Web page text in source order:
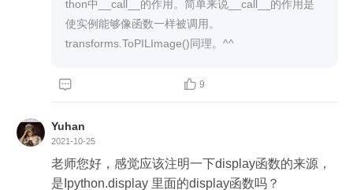
thon中__call__的作用。简单来说__call__的作用是
使实例能够像函数一样被调用。
transforms.ToPILImage()同理。^^
  9
Yuhan
2021-10-25
老师您好，感觉应该注明一下display函数的来源，
是Ipython.display 里面的display函数吗？